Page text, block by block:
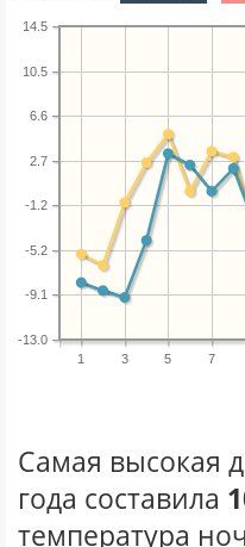
1 3 5 7
-13.0
-9.1
-5.2
-1.2
2.7
6.6
10.5
14.5
Самая высокая
года составила
температура